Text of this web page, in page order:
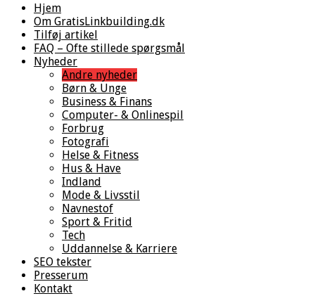
Hjem
Om GratisLinkbuilding.dk
Tilføj artikel
FAQ – Ofte stillede spørgsmål
Nyheder
Andre nyheder
Børn & Unge
Business & Finans
Computer- & Onlinespil
Forbrug
Fotografi
Helse & Fitness
Hus & Have
Indland
Mode & Livsstil
Navnestof
Sport & Fritid
Tech
Uddannelse & Karriere
SEO tekster
Presserum
Kontakt